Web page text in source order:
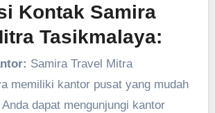
Kontak Samira
Tasikmalaya:
Samira Travel Mitra
memiliki kantor pusat yang mudah
dapat mengunjungi kantor